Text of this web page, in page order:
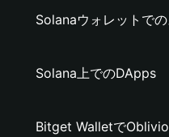
Solanaウォレットで
Solana上でのDApps
Bitget Walletで